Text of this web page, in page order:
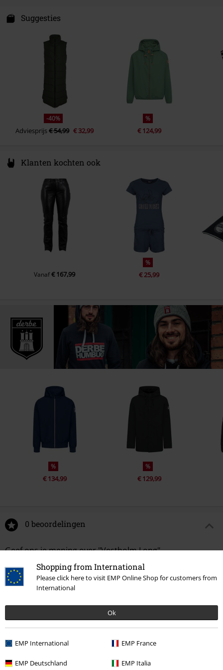
Shopping from International
Please click here to visit EMP Online Shop for customers from
International
Ok
EMP International EMP France
EMP Deutschland EMP Italia
Voering
Approved Vegan, EMP Recycled
Material
Schnackenburgallee 179
www.derbe-hamburg.de
Suggesties
-40%
Adviesprijs€ 54,99 € 32,99
%
€ 124,99
Klanten kochten ook
Vanaf€ 167,99
%
€ 25,99
%
€ 134,99
%
€ 129,99
0 beoordelingen
Geef ons je mening over "Vestholm Long".
Schrijf een beoordeling